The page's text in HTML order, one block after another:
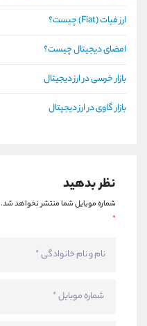
ارز فیات (Fiat) چیست؟
امضای دیجیتال چیست؟
بازار خرسی در ارز دیجیتال
بازار گاوی در ارز دیجیتال
نظر بدهید
شماره موبایل شما منتشر نخواهد شد.
*